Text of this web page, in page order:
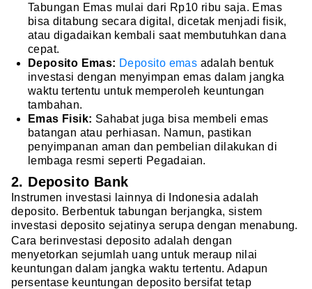
Tabungan Emas mulai dari Rp10 ribu saja. Emas
bisa ditabung secara digital, dicetak menjadi fisik,
atau digadaikan kembali saat membutuhkan dana
cepat.
Deposito Emas: Deposito emas adalah bentuk
investasi dengan menyimpan emas dalam jangka
waktu tertentu untuk memperoleh keuntungan
tambahan.
Emas Fisik: Sahabat juga bisa membeli emas
batangan atau perhiasan. Namun, pastikan
penyimpanan aman dan pembelian dilakukan di
lembaga resmi seperti Pegadaian.
2. Deposito Bank
Instrumen investasi lainnya di Indonesia adalah
deposito. Berbentuk tabungan berjangka, sistem
investasi deposito sejatinya serupa dengan menabung.
Cara berinvestasi deposito adalah dengan
menyetorkan sejumlah uang untuk meraup nilai
keuntungan dalam jangka waktu tertentu. Adapun
persentase keuntungan deposito bersifat tetap